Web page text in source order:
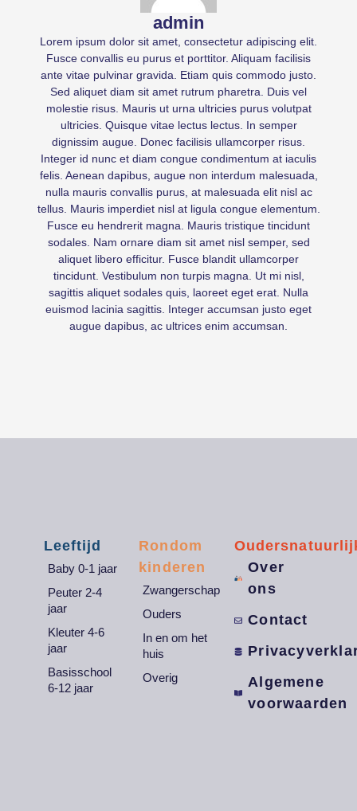
admin
Lorem ipsum dolor sit amet, consectetur adipiscing elit.
Fusce convallis eu purus et porttitor. Aliquam facilisis
ante vitae pulvinar gravida. Etiam quis commodo justo.
Sed aliquet diam sit amet rutrum pharetra. Duis vel
molestie risus. Mauris ut urna ultricies purus volutpat
ultricies. Quisque vitae lectus lectus. In semper
dignissim augue. Donec facilisis ullamcorper risus.
Integer id nunc et diam congue condimentum at iaculis
felis. Aenean dapibus, augue non interdum malesuada,
nulla mauris convallis purus, at malesuada elit nisl ac
tellus. Mauris imperdiet nisl at ligula congue elementum.
Fusce eu hendrerit magna. Mauris tristique tincidunt
sodales. Nam ornare diam sit amet nisl semper, sed
aliquet libero efficitur. Fusce blandit ullamcorper
tincidunt. Vestibulum non turpis magna. Ut mi nisl,
sagittis aliquet sodales quis, laoreet eget erat. Nulla
euismod lacinia sagittis. Integer accumsan justo eget
augue dapibus, ac ultrices enim accumsan.
Leeftijd
Baby 0-1 jaar
Peuter 2-4
jaar
Kleuter 4-6
jaar
Basisschool
6-12 jaar
Rondom
kinderen
Zwangerschap
Ouders
In en om het
huis
Overig
Over
ons
Contact
Algemene
voorwaarden